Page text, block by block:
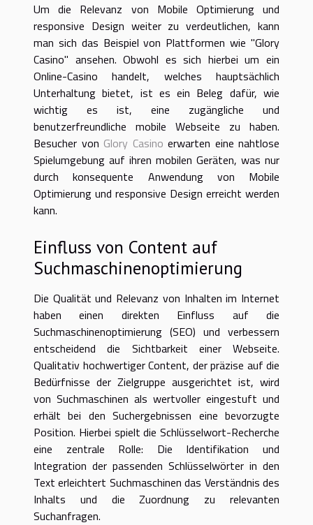
Um die Relevanz von Mobile Optimierung und
responsive Design weiter zu verdeutlichen, kann
man sich das Beispiel von Plattformen wie "Glory
Casino" ansehen. Obwohl es sich hierbei um ein
Online-Casino handelt, welches hauptsächlich
Unterhaltung bietet, ist es ein Beleg dafür, wie
wichtig es ist, eine zugängliche und
benutzerfreundliche mobile Webseite zu haben.
Besucher von Glory Casino erwarten eine nahtlose
Spielumgebung auf ihren mobilen Geräten, was nur
durch konsequente Anwendung von Mobile
Optimierung und responsive Design erreicht werden
kann.
Einfluss von Content auf
Suchmaschinenoptimierung
Die Qualität und Relevanz von Inhalten im Internet
haben einen direkten Einfluss auf die
Suchmaschinenoptimierung (SEO) und verbessern
entscheidend die Sichtbarkeit einer Webseite.
Qualitativ hochwertiger Content, der präzise auf die
Bedürfnisse der Zielgruppe ausgerichtet ist, wird
von Suchmaschinen als wertvoller eingestuft und
erhält bei den Suchergebnissen eine bevorzugte
Position. Hierbei spielt die Schlüsselwort-Recherche
eine zentrale Rolle: Die Identifikation und
Integration der passenden Schlüsselwörter in den
Text erleichtert Suchmaschinen das Verständnis des
Inhalts und die Zuordnung zu relevanten
Suchanfragen.